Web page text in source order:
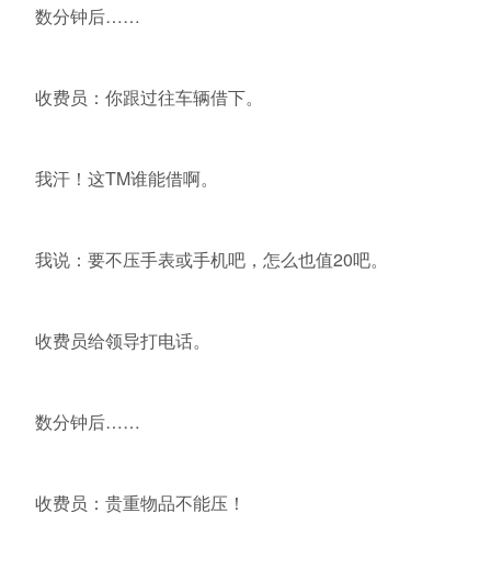
数分钟后……
收费员：你跟过往车辆借下。
我汗！这TM谁能借啊。
我说：要不压手表或手机吧，怎么也值20吧。
收费员给领导打电话。
数分钟后……
收费员：贵重物品不能压！